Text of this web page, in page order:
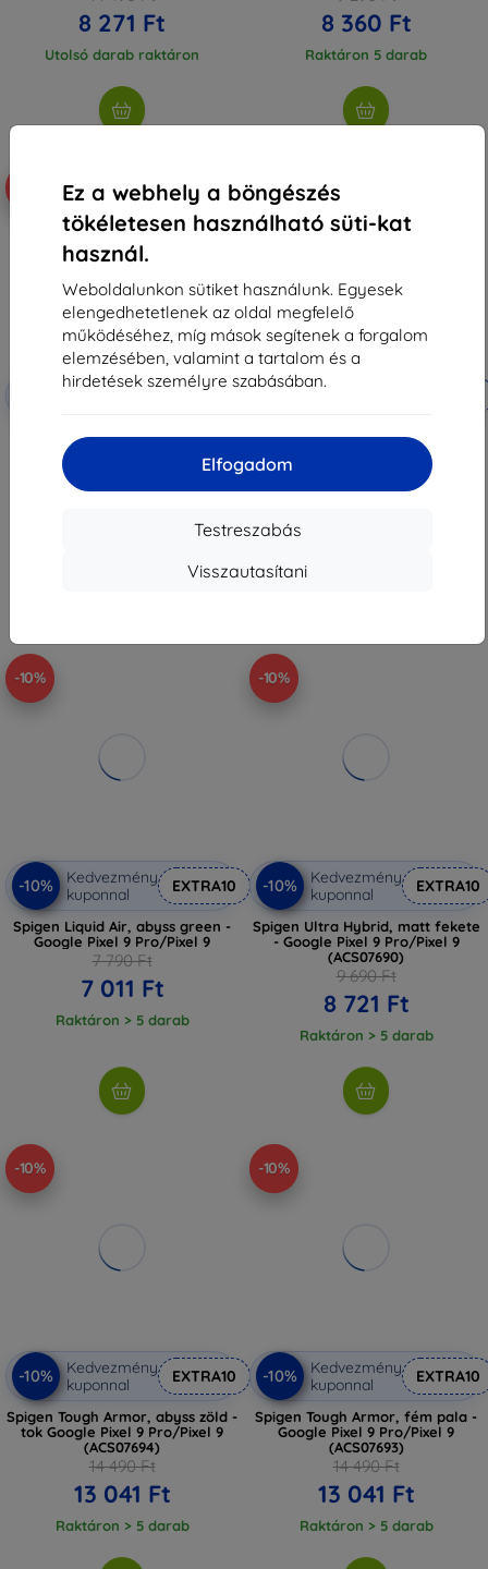
Ez a webhely a böngészés
tökéletesen használható süti-kat
használ.
Weboldalunkon sütiket használunk. Egyesek
elengedhetetlenek az oldal megfelelő
működéséhez, míg mások segítenek a forgalom
elemzésében, valamint a tartalom és a
hirdetések személyre szabásában.
Elfogadom
Testreszabás
Visszautasítani
8 271 Ft
Utolsó darab raktáron
8 360 Ft
Raktáron 5 darab
Kedvezmény
EXTRA10
Spigen Tough Armor, fekete -
Google Pixel 9 Pro/Pixel 9
-10%
-10%
Kedvezmény
Spigen Liquid Air, matt fekete -
Google Pixel 9 Pro/Pixel 9
-10%
-10%
Kedvezmény
kuponnal
EXTRA10
Spigen Liquid Air, abyss green -
Google Pixel 9 Pro/Pixel 9
7 790 Ft
7 011 Ft
Raktáron > 5 darab
-10%
-10%
Kedvezmény
kuponnal
EXTRA10
Spigen Ultra Hybrid, matt fekete
- Google Pixel 9 Pro/Pixel 9
(ACS07690)
9 690 Ft
8 721 Ft
Raktáron > 5 darab
-10%
-10%
Kedvezmény
kuponnal
EXTRA10
Spigen Tough Armor, abyss zöld -
tok Google Pixel 9 Pro/Pixel 9
(ACS07694)
14 490 Ft
13 041 Ft
Raktáron > 5 darab
-10%
-10%
Kedvezmény
kuponnal
EXTRA10
Spigen Tough Armor, fém pala -
Google Pixel 9 Pro/Pixel 9
(ACS07693)
14 490 Ft
13 041 Ft
Raktáron > 5 darab